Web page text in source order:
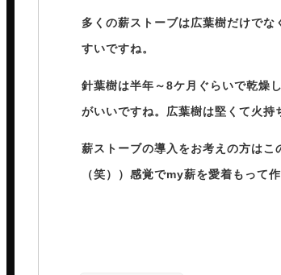
多くの薪ストーブは広葉樹だけで
すいですね。
針葉樹は半年～8ケ月ぐらいで乾燥
がいいですね。広葉樹は堅くて火持
薪ストーブの導入をお考えの方は
（笑））感覚でmy薪を愛着もって